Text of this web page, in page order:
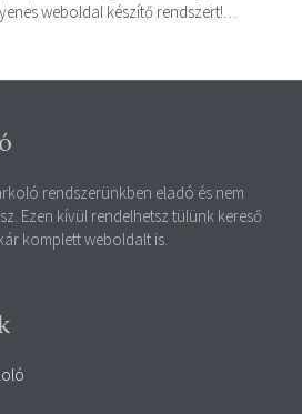
weboldal készítő rendszert!…
rendszerünkben eladó és nem
Ezen kívül rendelhetsz tülünk kereső
komplett weboldalt is.